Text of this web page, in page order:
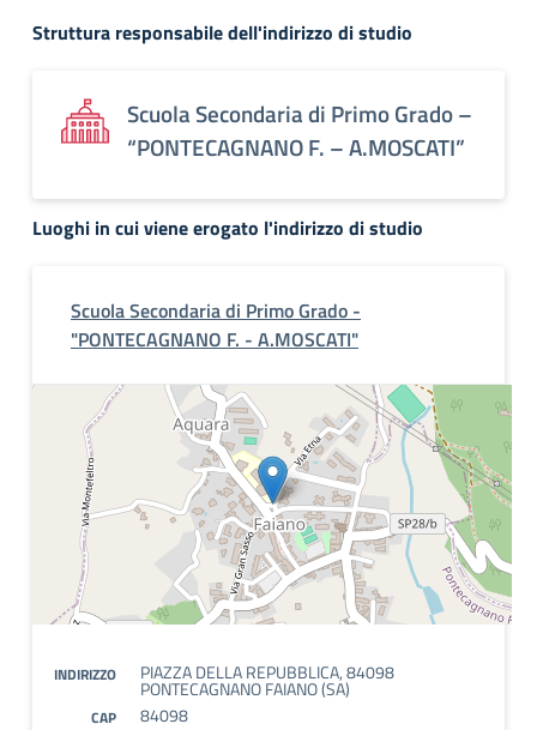
Struttura responsabile dell'indirizzo di studio
Scuola Secondaria di Primo Grado –
“PONTECAGNANO F. – A.MOSCATI”
Luoghi in cui viene erogato l'indirizzo di studio
Scuola Secondaria di Primo Grado -
"PONTECAGNANO F. - A.MOSCATI"
INDIRIZZO PIAZZA DELLA REPUBBLICA, 84098
PONTECAGNANO FAIANO (SA)
CAP 84098